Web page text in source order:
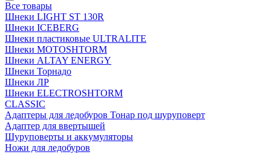
Все товары
Шнеки LIGHT ST 130R
Шнеки ICEBERG
Шнеки пластиковые ULTRALITE
Шнеки MOTOSHTORM
Шнеки ALTAY ENERGY
Шнеки Торнадо
Шнеки ЛР
Шнеки ELECTROSHTORM
CLASSIC
Адаптеры для ледобуров Тонар под шуруповерт
Адаптер для ввертышей
Шуруповерты и аккумуляторы
Ножи для ледобуров